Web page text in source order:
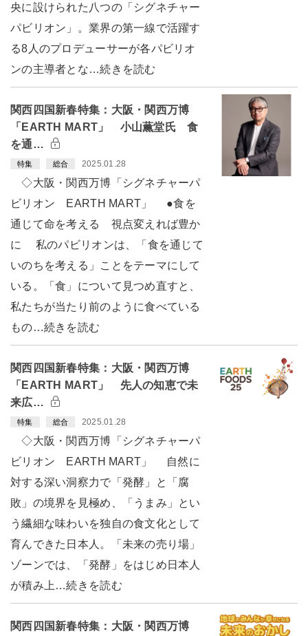
央に設けられた八つの「シグネチャー
パビリオン」。業界の第一線で活躍す
る8人のプロデューサーが各パビリオ
ンの主導者とな…続きを読む
関西四国新春特集：大阪・関西万博
「EARTH MART」 小山薫堂氏 食
を通…
特集 総合 2025.01.28
◇大阪・関西万博「シグネチャーパ
ビリオン EARTH MART」 ●食を
通じて命を考える 視点変えれば豊か
に 私のパビリオンは、「食を通じて
いのちを考える」ことをテーマにして
いる。「食」について見つめ直すと、
私たちが当たり前のように食べている
もの…続きを読む
関西四国新春特集：大阪・関西万博
「EARTH MART」 先人の知恵で未
来広…
特集 総合 2025.01.28
◇大阪・関西万博「シグネチャーパ
ビリオン EARTH MART」 自然に
対する深い洞察力で「発酵」と「腐
敗」の境界を見極め、「うまみ」とい
う繊細な味わいを独自の食文化として
育んできた日本人。「未来の売り場」
ゾーンでは、「発酵」をはじめ日本人
が積み上…続きを読む
関西四国新春特集：大阪・関西万博